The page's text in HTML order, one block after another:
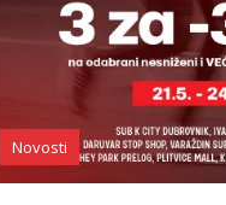
Novosti